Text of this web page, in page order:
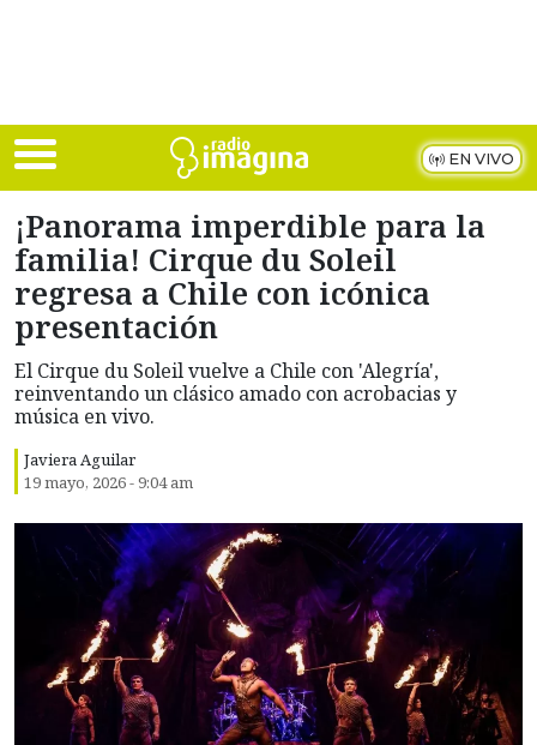
EN VIVO
¡Panorama imperdible para la
familia! Cirque du Soleil
regresa a Chile con icónica
presentación
El Cirque du Soleil vuelve a Chile con 'Alegría',
reinventando un clásico amado con acrobacias y
música en vivo.
Javiera Aguilar
19 mayo, 2026 - 9:04 am